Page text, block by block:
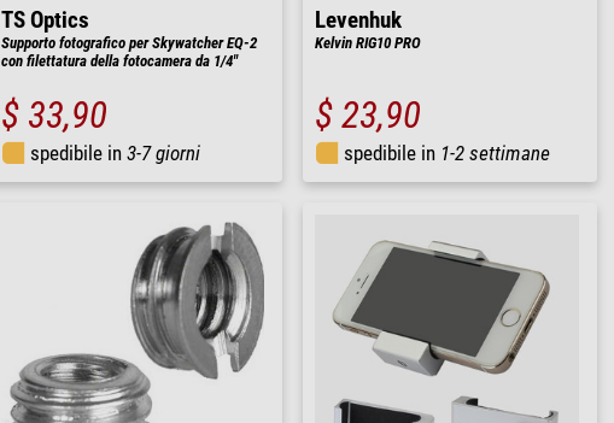
TS Optics
Supporto fotografico per Skywatcher EQ-2
con filettatura della fotocamera da 1/4"
$ 33,90
spedibile in 3-7 giorni
Levenhuk
Kelvin RIG10 PRO
$ 23,90
spedibile in 1-2 settimane